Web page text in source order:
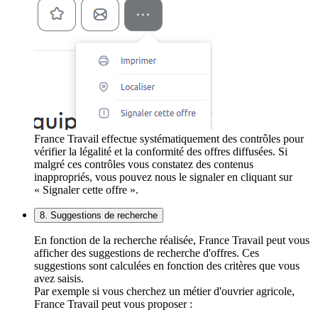
France Travail effectue systématiquement des contrôles pour
vérifier la légalité et la conformité des offres diffusées. Si
malgré ces contrôles vous constatez des contenus
inappropriés, vous pouvez nous le signaler en cliquant sur
« Signaler cette offre ».
8. Suggestions de recherche
En fonction de la recherche réalisée, France Travail peut vous
afficher des suggestions de recherche d'offres. Ces
suggestions sont calculées en fonction des critères que vous
avez saisis.
Par exemple si vous cherchez un métier d'ouvrier agricole,
France Travail peut vous proposer :